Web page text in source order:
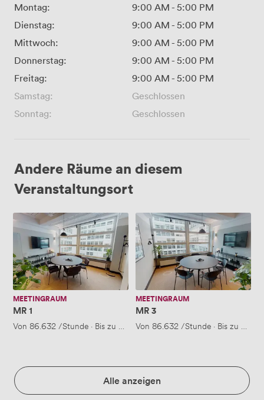
Montag: 9:00 AM - 5:00 PM
Dienstag:
9:00 AM - 5:00 PM
Mittwoch:
9:00 AM - 5:00 PM
Donnerstag:
9:00 AM - 5:00 PM
Freitag:
9:00 AM - 5:00 PM
Samstag:
Geschlossen
Sonntag:
Geschlossen
Andere Räume an diesem
Veranstaltungsort
MR
1
MEETINGRAUM
MR 1
Von 86.632/Stunde · Bis zu 6 Personen
MR
3
MEETINGRAUM
MR 3
Von 86.632/Stunde · Bis zu 6
Alle anzeigen